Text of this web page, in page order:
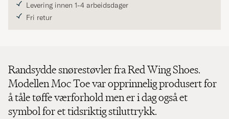
Levering innen 1-4 arbeidsdager
Fri retur
Randsydde snørestøvler fra Red Wing Shoes.
Modellen Moc Toe var opprinnelig produsert for
å tåle tøffe værforhold men er i dag også et
symbol for et tidsriktig stiluttrykk.